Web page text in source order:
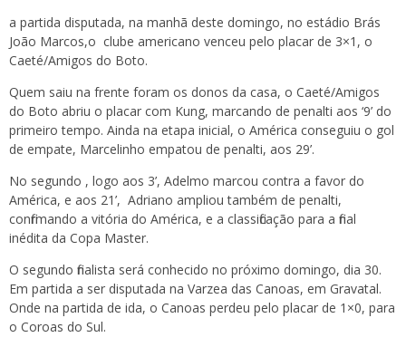
a partida disputada, na manhã deste domingo, no estádio Brás
João Marcos,o clube americano venceu pelo placar de 3×1, o
Caeté/Amigos do Boto.
Quem saiu na frente foram os donos da casa, o Caeté/Amigos
do Boto abriu o placar com Kung, marcando de penalti aos ‘9’ do
primeiro tempo. Ainda na etapa inicial, o América conseguiu o gol
de empate, Marcelinho empatou de penalti, aos 29’.
No segundo , logo aos 3’, Adelmo marcou contra a favor do
América, e aos 21’, Adriano ampliou também de penalti,
confirmando a vitória do América, e a classificação para a final
inédita da Copa Master.
O segundo finalista será conhecido no próximo domingo, dia 30.
Em partida a ser disputada na Varzea das Canoas, em Gravatal.
Onde na partida de ida, o Canoas perdeu pelo placar de 1×0, para
o Coroas do Sul.